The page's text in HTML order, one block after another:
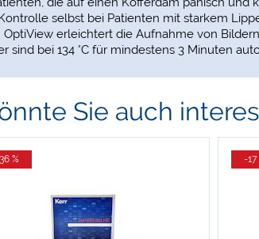
selbst bei Patienten mit starkem
OptiView erleichtert die Aufnahme von
sind bei 134 °C für mindestens 3 Minuten
Sie auch
% -17